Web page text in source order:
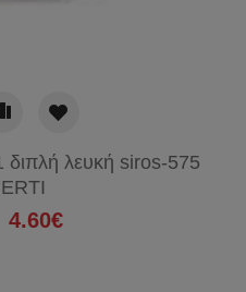
διπλή λευκή siros-575
4.60€